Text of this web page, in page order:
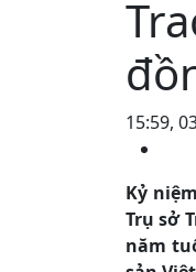
15:59,
Kỷ
Trụ sở
năm